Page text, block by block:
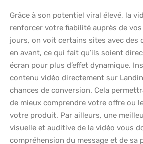
Grâce à son potentiel viral élevé, la
renforcer votre fiabilité auprès de vos
jours, on voit certains sites avec des
en avant, ce qui fait qu’ils soient
écran pour plus d’effet dynamique.
contenu vidéo directement sur
chances de conversion. Cela
de mieux comprendre votre offre ou
votre produit. Par ailleurs, une
visuelle et auditive de la vidéo vous
compréhension du message et de sa